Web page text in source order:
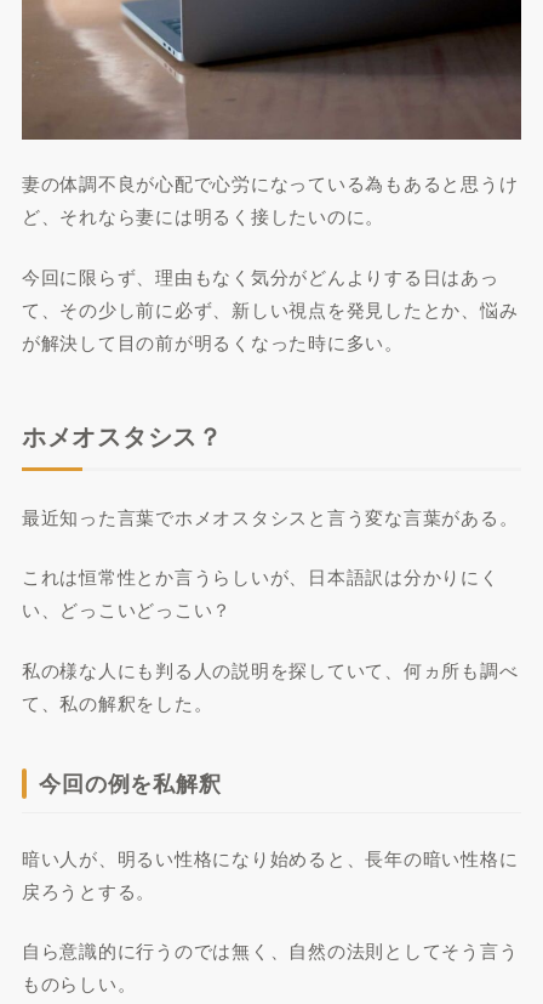
妻の体調不良が心配で心労になっている為もあると思うけ
ど、それなら妻には明るく接したいのに。
今回に限らず、理由もなく気分がどんよりする日はあっ
て、その少し前に必ず、新しい視点を発見したとか、悩み
が解決して目の前が明るくなった時に多い。
ホメオスタシス？
最近知った言葉でホメオスタシスと言う変な言葉がある。
これは恒常性とか言うらしいが、日本語訳は分かりにく
い、どっこいどっこい？
私の様な人にも判る人の説明を探していて、何ヵ所も調べ
て、私の解釈をした。
今回の例を私解釈
暗い人が、明るい性格になり始めると、長年の暗い性格に
戻ろうとする。
自ら意識的に行うのでは無く、自然の法則としてそう言う
ものらしい。